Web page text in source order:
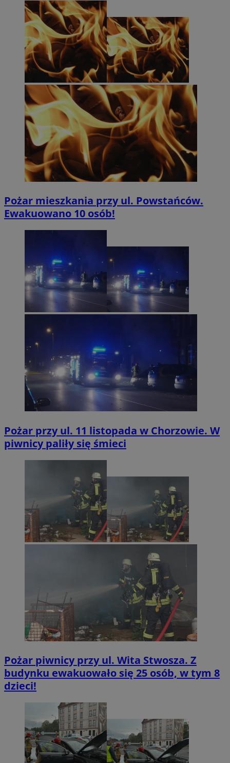
Pożar mieszkania przy ul. Powstańców.
Ewakuowano 10 osób!
Pożar przy ul. 11 listopada w Chorzowie. W
piwnicy paliły się śmieci
Pożar piwnicy przy ul. Wita Stwosza. Z
budynku ewakuowało się 25 osób, w tym 8
dzieci!